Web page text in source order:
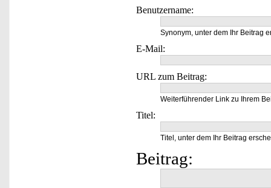
Benutzername:
Synonym, unter dem Ihr Beitrag
E-Mail:
URL zum Beitrag:
Weiterführender Link zu Ihrem
Titel:
Titel, unter dem Ihr Beitrag
Beitrag: